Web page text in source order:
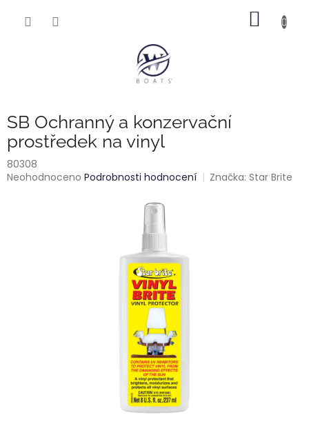
SB Ochranný a konzervační
prostředek na vinyl
80308
Průměrné
Neohodnoceno Podrobnosti hodnocení Značka:Star Brite